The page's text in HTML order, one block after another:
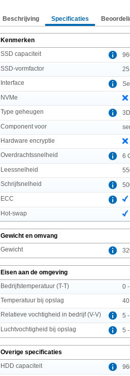
Beschrijving Specificaties
Kenmerken
SSD capaciteit
SSD-vormfactor
25
Interface
NVMe
Type geheugen
Component voor
Hardware encryptie
Overdrachtssnelheid
6
Leessnelheid
Schrijfsnelheid
ECC
Hot-swap
Gewicht en omvang
Gewicht
Eisen aan de omgeving
Bedrijfstemperatuur (T-T)
0
Temperatuur bij opslag
Relatieve vochtigheid in bedrijf (V-V)
5
Luchtvochtigheid bij opslag
5
Overige specificaties
HDD capaciteit